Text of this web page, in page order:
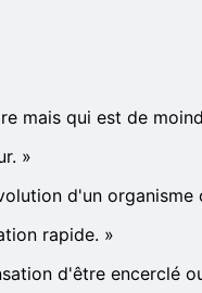
mais qui est de
»
d'un organisme
rapide. »
d'être encerclé